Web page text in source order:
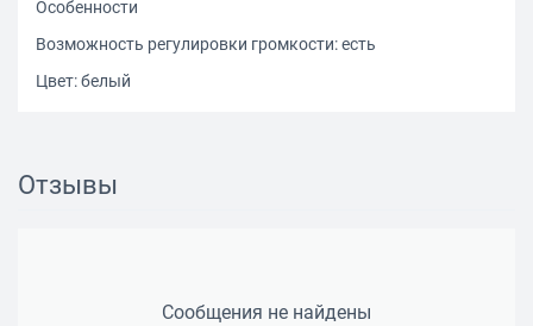
Особенности
Возможность регулировки громкости: есть
Цвет: белый
Отзывы
Сообщения не найдены